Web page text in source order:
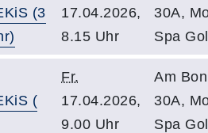
(3
17.04.2026,
8.15 Uhr
30A,
Spa
(
Fr.
17.04.2026,
9.00 Uhr
Am
30A,
Spa